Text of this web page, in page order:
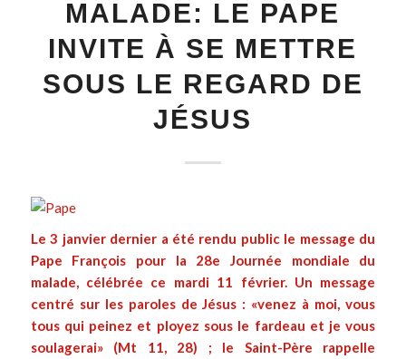
MALADE: LE PAPE
INVITE À SE METTRE
SOUS LE REGARD DE
JÉSUS
Le 3 janvier dernier a été rendu public le message du
Pape François pour la 28e Journée mondiale du
malade, célébrée ce mardi 11 février. Un message
centré sur les paroles de Jésus : «venez à moi, vous
tous qui peinez et ployez sous le fardeau et je vous
soulagerai» (Mt 11, 28) ; le Saint-Père rappelle